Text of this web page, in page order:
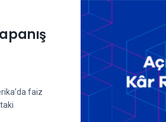
faiz